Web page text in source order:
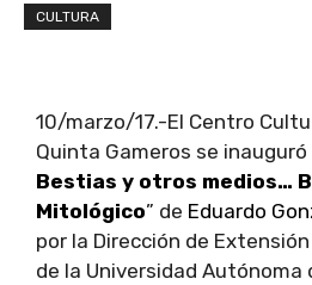
CULTURA
10/marzo/17.-El Centro
Quinta Gameros se inauguró
Bestias y otros medios…
Mitológico” de Eduardo
por la Dirección de
de la Universidad Autónoma